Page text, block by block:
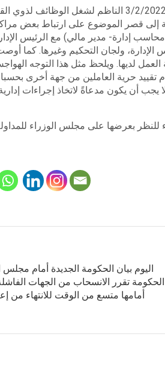
ودعت اللجنة إلى إجراء مراجعة جذرية وعميقة للقرار /5/ م.و تاريخ 3/2/2022 الناظم لشغل
إلى قصر الموضوع على ارتباط بعض
إدارة- مدير مالي) مع الرئيس
ولجان التحكيم وغيرها. كما
لديها. ويلحظ مثل هذا التوجه
تقييد حرية العاملين من جهة أخرى
أن يكون مدعاةً لاتخاذ إجراءات
بعرضها على مجلس الوزراء
اليوم بيان الحكومة الجديدة أمام
الحكومة تقرر الانسحاب من الجهات
أمامها متسع من الوقت للانتهاء من